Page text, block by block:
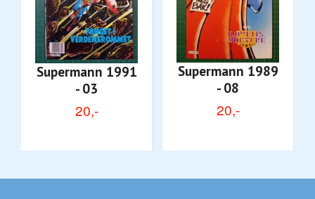
Supermann 1991
- 03
20,-
Supermann 1989
- 08
20,-